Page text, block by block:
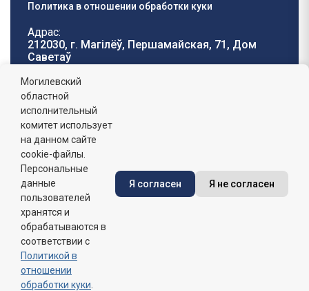
Политика в отношении обработки куки
Адрас:
212030, г. Магілёў, Першамайская, 71, Дом
Саветаў
Тэлефон гарачай
лініі:
8 (0222) 71-32-55
Графік работы:
пн-пт: 8.00 - 17.00, сб-н: выхадны,
абедзенны перапынак: 13:00 - 14:00
Сайт зарэгістраваны ў Дзяржаўным рэгістры
інфармацыйных рэсурсаў Рэспублікі Беларусь. №
Могилевский
областной
исполнительный
комитет использует
на данном сайте
cookie-файлы.
Персональные
данные
пользователей
хранятся и
обрабатываются в
соответствии с
Политикой в
отношении
обработки куки
Я согласен Я не согласен